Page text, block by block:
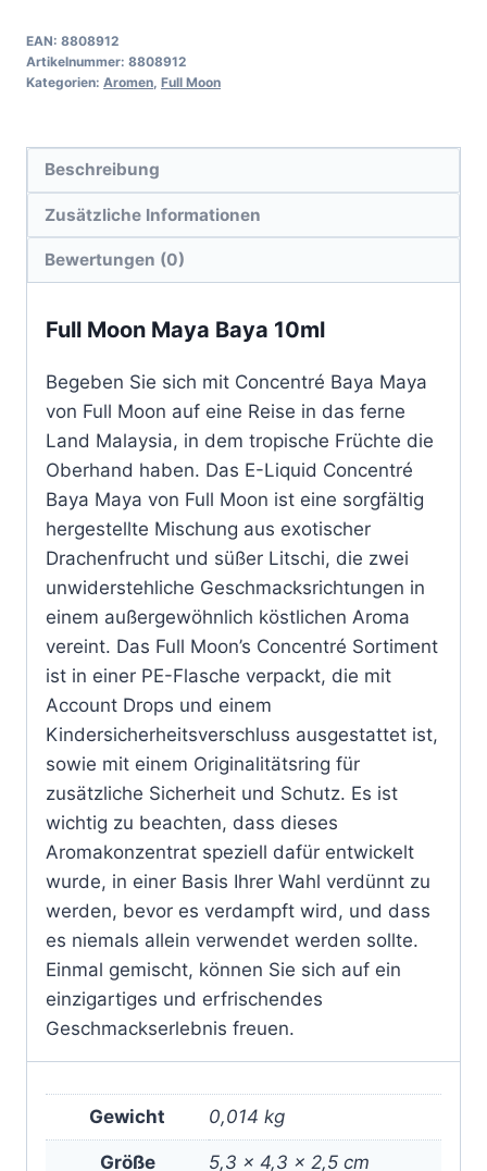
EAN: 8808912
Artikelnummer: 8808912
Kategorien: Aromen Full Moon
Beschreibung
Zusätzliche Informationen
Bewertungen (0)
Full Moon Maya Baya 10ml
Begeben Sie sich mit Concentré Baya Maya
von Full Moon auf eine Reise in das ferne
Land Malaysia, in dem tropische Früchte die
Oberhand haben. Das E-Liquid Concentré
Baya Maya von Full Moon ist eine sorgfältig
hergestellte Mischung aus exotischer
Drachenfrucht und süßer Litschi, die zwei
unwiderstehliche Geschmacksrichtungen in
einem außergewöhnlich köstlichen Aroma
vereint. Das Full Moon’s Concentré Sortiment
ist in einer PE-Flasche verpackt, die mit
Account Drops und einem
Kindersicherheitsverschluss ausgestattet ist,
sowie mit einem Originalitätsring für
zusätzliche Sicherheit und Schutz. Es ist
wichtig zu beachten, dass dieses
Aromakonzentrat speziell dafür entwickelt
wurde, in einer Basis Ihrer Wahl verdünnt zu
werden, bevor es verdampft wird, und dass
es niemals allein verwendet werden sollte.
Einmal gemischt, können Sie sich auf ein
einzigartiges und erfrischendes
Geschmackserlebnis freuen.
Gewicht 0,014 kg
Größe 5,3 × 4,3 × 2,5 cm